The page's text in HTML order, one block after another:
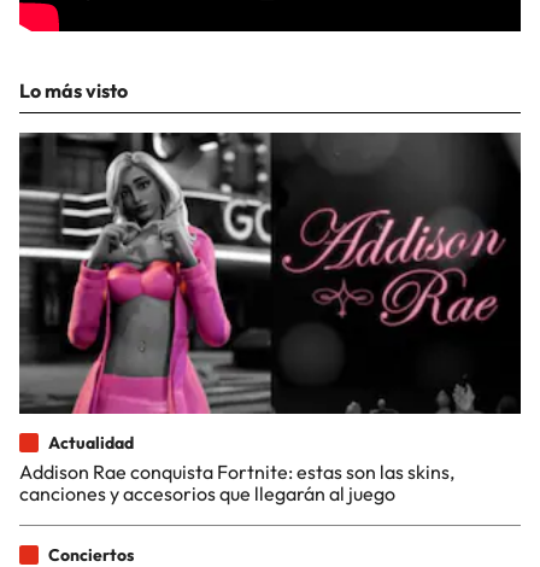
Lo más visto
Actualidad
Addison Rae conquista Fortnite: estas son las skins,
canciones y accesorios que llegarán al juego
Conciertos